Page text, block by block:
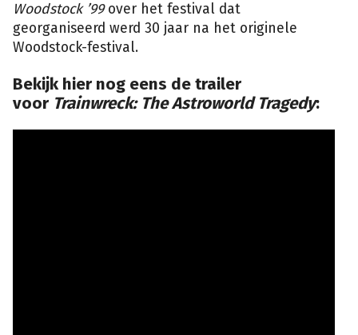
Woodstock ’99over het festival dat
georganiseerd werd 30 jaar na het originele
Woodstock-festival.
Bekijk hier nog eens de trailer
voor Trainwreck: The Astroworld Tragedy: